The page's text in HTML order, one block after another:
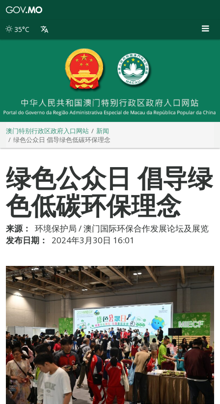
别
35°C
澳门特别行政区政府入口网站
新闻
绿色公众日 倡导绿色低碳环保理念
绿色公众日 倡导绿
色低碳环保理念
来源：
环境保护局 / 澳门国际环保合作发展论坛及展览
发布日期：
2024年3月30日 16:01